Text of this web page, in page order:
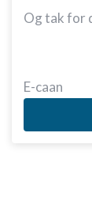
Og tak for
E-caan